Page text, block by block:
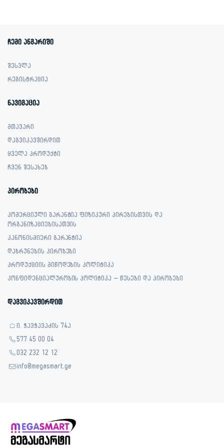
ჩემი ანგარიში
შესვლა
რეგისტრაცია
ნავიგაცია
მთავარი
დაგვიკავშირდით
ყველა პროდუქტი
ჩვენ შესახებ
პირობები
კომერციული გარანტია ფიზიკური პირებისთვის და
ორგანიზაციებისათვის
კანონისმიერი გარანტია
დაბრუნების პირობები
პროდუქციის მიწოდების პოლიტიკა
კონფიდენციალურობის პოლიტიკა – წესები და პირობები
დაგვიკავშირდით
ი. ჭავჭავაძის 74ა
577 45 00 04
032 232 12 12
info@megasmart.ge